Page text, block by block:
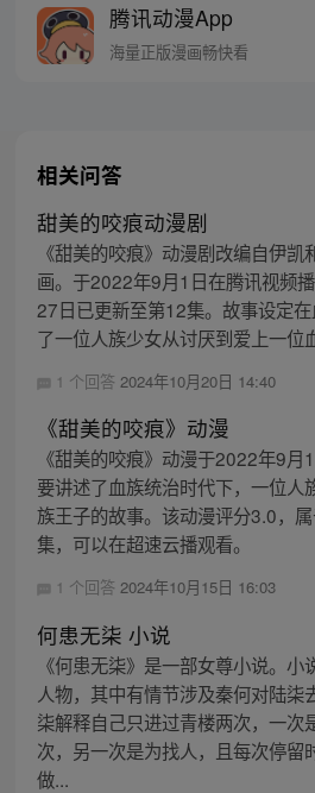
腾讯动漫App
海量正版漫画畅快看
相关问答
甜美的咬痕动漫剧
《甜美的咬痕》动漫剧改编自伊
画。于2022年9月1日在腾讯视频
27日已更新至第12集。故事设定
了一位人族少女从讨厌到爱上一位
1 个回答 2024年10月20日 14:40
《甜美的咬痕》动漫
《甜美的咬痕》动漫于2022年9
要讲述了血族统治时代下，一位人
族王子的故事。该动漫评分3.0，
集，可以在超速云播观看。
1 个回答 2024年10月15日 16:03
何患无柒 小说
《何患无柒》是一部女尊小说。
人物，其中有情节涉及秦何对陆柒
柒解释自己只进过青楼两次，一次
次，另一次是为找人，且每次停留
做...